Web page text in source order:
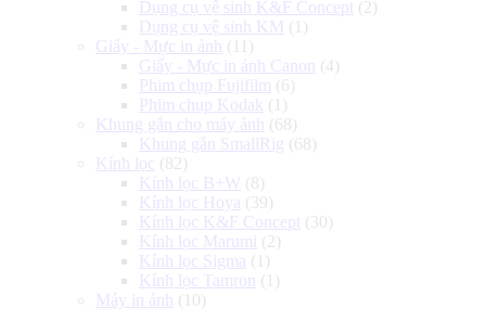
Dụng cụ vệ sinh K&F Concept (2)
Dụng cụ vệ sinh KM (1)
Giấy - Mực in ảnh
(11)
Giấy - Mực in ảnh Canon
(4)
Phim chụp Fujifilm (6)
Phim chụp Kodak (1)
Khung gắn cho máy ảnh
(68)
Khung gắn SmallRig (68)
Kính lọc (82)
Kính lọc B+W (8)
Kính lọc Hoya (39)
Kính lọc K&F Concept (30)
Kính lọc Marumi (2)
Kính lọc Sigma (1)
Kính lọc Tamron
(1)
Máy in ảnh
(10)